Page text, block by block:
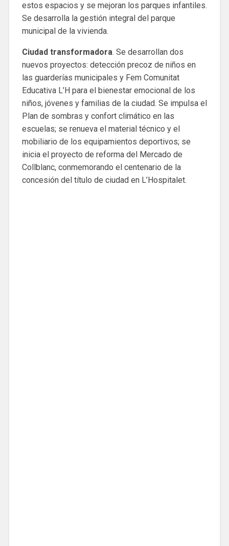
estos espacios y se mejoran los parques infantiles.
Se desarrolla la gestión integral del parque
municipal de la vivienda.
Ciudad transformadora. Se desarrollan dos
nuevos proyectos: detección precoz de niños en
las guarderías municipales y Fem Comunitat
Educativa L’H para el bienestar emocional de los
niños, jóvenes y familias de la ciudad. Se impulsa el
Plan de sombras y confort climático en las
escuelas; se renueva el material técnico y el
mobiliario de los equipamientos deportivos; se
inicia el proyecto de reforma del Mercado de
Collblanc, conmemorando el centenario de la
concesión del título de ciudad en L’Hospitalet.